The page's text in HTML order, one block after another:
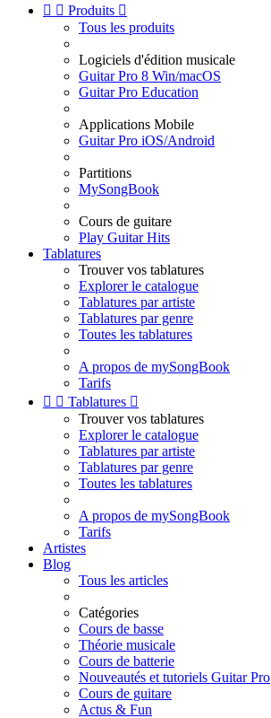
  Produits 
Tous les produits
Logiciels d'édition musicale
Guitar Pro 8 Win/macOS
Guitar Pro Education
Applications Mobile
Guitar Pro iOS/Android
Partitions
MySongBook
Cours de guitare
Play Guitar Hits
Tablatures
Trouver vos tablatures
Explorer le catalogue
Tablatures par artiste
Tablatures par genre
Toutes les tablatures
A propos de mySongBook
Tarifs
  Tablatures 
Trouver vos tablatures
Explorer le catalogue
Tablatures par artiste
Tablatures par genre
Toutes les tablatures
A propos de mySongBook
Tarifs
Artistes
Blog
Tous les articles
Catégories
Cours de basse
Théorie musicale
Cours de batterie
Nouveautés et tutoriels Guitar Pro
Cours de guitare
Actus & Fun